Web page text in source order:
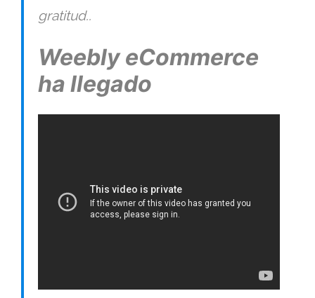
gratitud..
Weebly eCommerce
ha llegado